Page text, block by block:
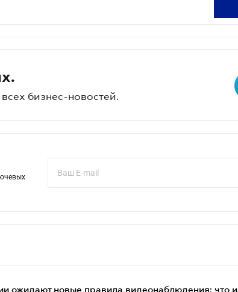
бизнес-новостей.
ожидают новые правила видеонаблюдения: что